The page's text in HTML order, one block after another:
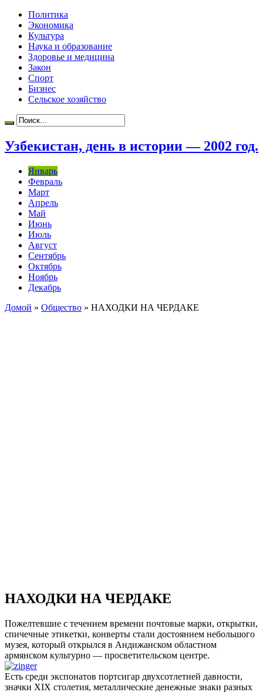
Политика
Экономика
Культура
Наука и образование
Здоровье и медицина
Закон
Спорт
Бизнес
Сельское хозяйство
Узбекистан, день в истории — 2002 год.
Январь
Февраль
Март
Апрель
Май
Июнь
Июль
Август
Сентябрь
Октябрь
Ноябрь
Декабрь
Домой » Общество » НАХОДКИ НА ЧЕРДАКЕ
НАХОДКИ НА ЧЕРДАКЕ
Пожелтевшие с течением времени почтовые марки, открытки,
спичечные этикетки, конверты стали достоянием небольшого
музея, который открылся в Андижанском областном
армянском культурно — просветительском центре.
Есть среди экспонатов портсигар двухсотлетней давности,
значки XIX столетия, металлические денежные знаки разных